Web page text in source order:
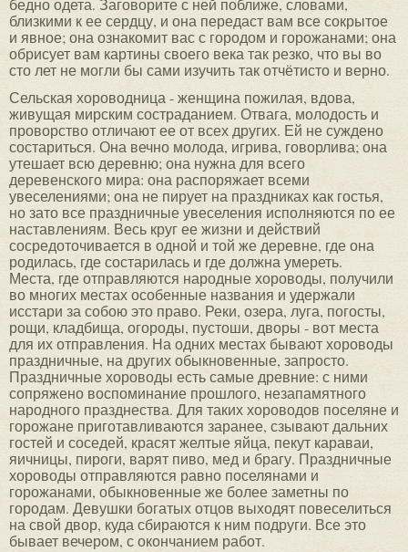
бедно одета. Заговорите с ней поближе, словами,
близкими к ее сердцу, и она передаст вам все сокрытое
и явное; она ознакомит вас с городом и горожанами; она
обрисует вам картины своего века так резко, что вы во
сто лет не могли бы сами изучить так отчётисто и верно.
Сельская хороводница - женщина пожилая, вдова,
живущая мирским состраданием. Отвага, молодость и
проворство отличают ее от всех других. Ей не суждено
состариться. Она вечно молода, игрива, говорлива; она
утешает всю деревню; она нужна для всего
деревенского мира: она распоряжает всеми
увеселениями; она не пирует на праздниках как гостья,
но зато все праздничные увеселения исполняются по ее
наставлениям. Весь круг ее жизни и действий
сосредоточивается в одной и той же деревне, где она
родилась, где состарилась и где должна умереть.
Места, где отправляются народные хороводы, получили
во многих местах особенные названия и удержали
исстари за собою это право. Реки, озера, луга, погосты,
рощи, кладбища, огороды, пустоши, дворы - вот места
для их отправления. На одних местах бывают хороводы
праздничные, на других обыкновенные, запросто.
Праздничные хороводы есть самые древние: с ними
сопряжено воспоминание прошлого, незапамятного
народного празднества. Для таких хороводов поселяне и
горожане приготавливаются заранее, сзывают дальних
гостей и соседей, красят желтые яйца, пекут караваи,
яичницы, пироги, варят пиво, мед и брагу. Праздничные
хороводы отправляются равно поселянами и
горожанами, обыкновенные же более заметны по
городам. Девушки богатых отцов выходят повеселиться
на свой двор, куда сбираются к ним подруги. Все это
бывает вечером, с окончанием работ.